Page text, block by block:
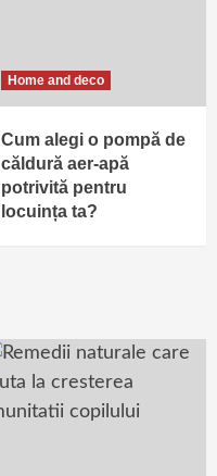
Home and deco
Cum alegi o pompă de
căldură aer-apă
potrivită pentru
locuința ta?